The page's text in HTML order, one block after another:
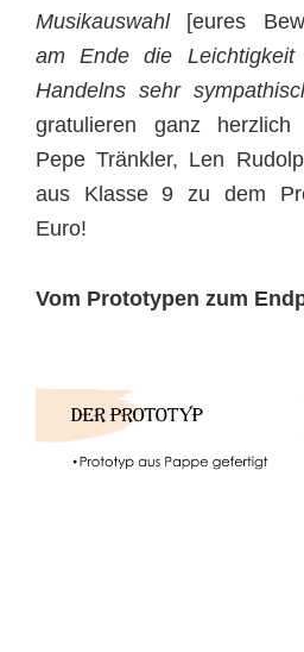
Musikauswahl [eures
am Ende die
Handelns sehr
gratulieren ganz herzlich
Pepe Tränkler, Len
aus Klasse 9 zu dem
Euro!
Vom Prototypen zum